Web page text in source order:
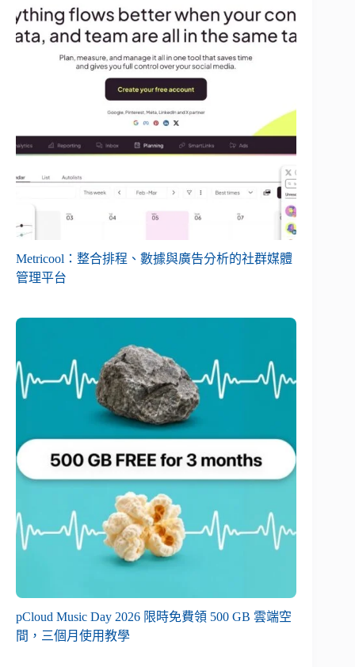
Metricool：整合排程、數據與廣告分析的社群媒體
管理平台
pCloud Music Day 2026 限時免費領 500 GB 雲端空
間，三個月使用教學